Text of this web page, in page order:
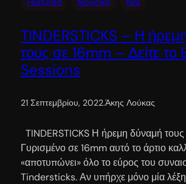
TINDERSTICKS – Η
τους σε 16mm – Δείτε το
Sessions
21 Σεπτεμβρίου, 2022.Άκης Λούκας
TINDERSTICKS Η ήρεμη δύναμή
Γυρισμένο σε 16mm αυτό το άρτιο
«αποτυπώνει» όλο το εύρος του
Tindersticks. Αν υπήρχε μόνο μία λέξη